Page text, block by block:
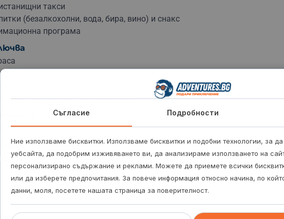
такси
(безалкохолни, вода, бира, вино) и снакс
програма
до мястото на провеждане
е да си носиш слънцезащитен крем, хавлия, шапка.
Съгласие Подробности
Ние използваме бисквитки. Използваме бисквитки и подобни технологии, за
уебсайта, да подобрим изживяването ви, да анализираме използването на
персонализирано съдържание и реклами. Можете да приемете всички
или да изберете предпочитания. За повече информация относно начина, по
данни, моля, посетете нашата страница за поверителност.